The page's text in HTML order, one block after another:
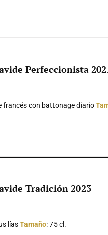
Perfeccionista
francés con battonage diario
Tradición 2023
líasTamaño: 75 cl.